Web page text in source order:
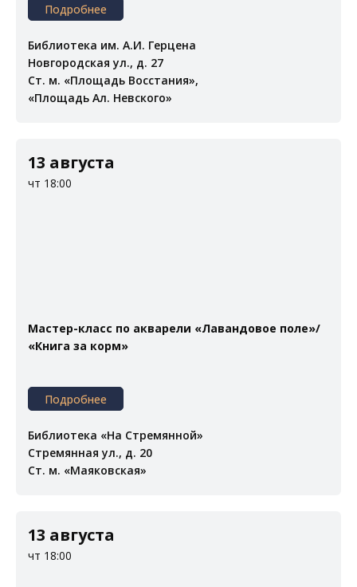
Подробнее
Библиотека им. А.И. Герцена
Новгородская ул., д. 27
Ст. м. «Площадь Восстания»,
«Площадь Ал. Невского»
13 августа
чт 18:00
Мастер-класс по акварели «Лавандовое поле»/
«Книга за корм»
Подробнее
Библиотека «На Стремянной»
Стремянная ул., д. 20
Ст. м. «Маяковская»
13 августа
чт 18:00